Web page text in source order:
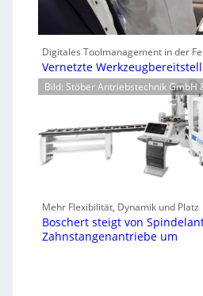
Digitales Toolmanagement in der
Vernetzte
Bild: Stöber Antriebstechnik GmbH
Mehr Flexibilität, Dynamik und Platz
Boschert steigt von
Zahnstangenantriebe um